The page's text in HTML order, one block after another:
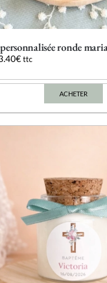
ronde
€ ttc
ACHETER
Ce
être
choisies
sur
la
page
du
produit